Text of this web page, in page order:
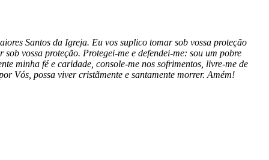
Santos da Igreja. Eu vos suplico tomar sob vossa proteção
vossa proteção. Protegei-me e defendei-me: sou um pobre
minha fé e caridade, console-me nos sofrimentos, livre-me de
Vós, possa viver cristãmente e santamente morrer. Amém!